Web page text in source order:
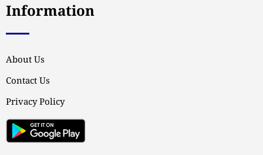
Information
About Us
Contact Us
Privacy Policy